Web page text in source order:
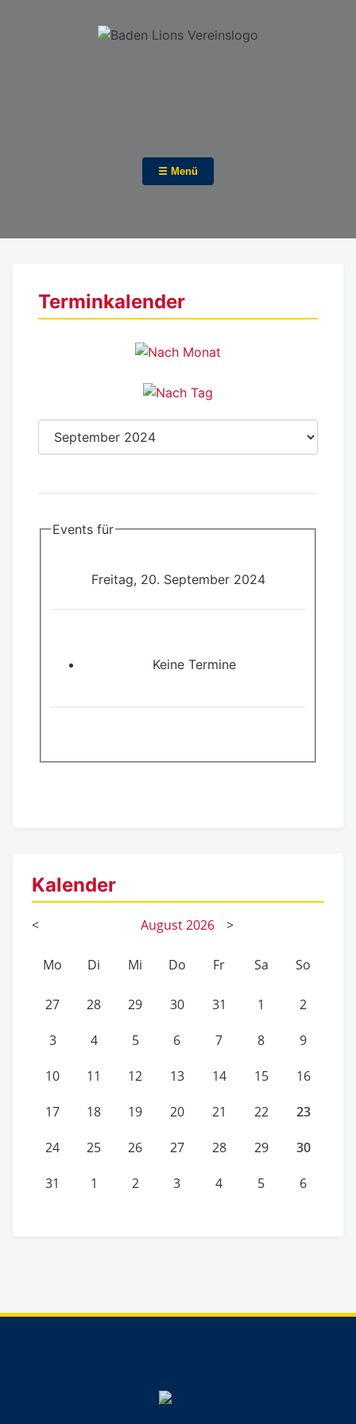
☰ Menü
Terminkalender
Events für
Freitag, 20. September 2024
Keine Termine
Kalender
< August2026 >
Mo Di Mi Do Fr Sa So
27 28 29 30 31 1 2
3 4 5 6 7 8 9
10 11 12 13 14 15 16
17 18 19 20 21 22 23
24 25 26 27 28 29 30
31 1 2 3 4 5 6